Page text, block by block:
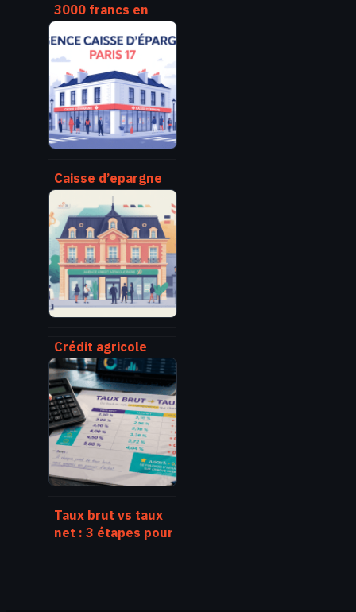
3000 francs en
euro : conversion,
explications et cas
pratiques
Caisse d’epargne
paris 17 : agences,
horaires, services
et contacts
Crédit agricole
paris agence :
trouver
rapidement
l’agence qu’il vous
faut
Taux brut vs taux
net : 3 étapes pour